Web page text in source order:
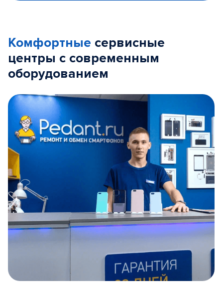
Комфортные сервисные
центры с современным
оборудованием